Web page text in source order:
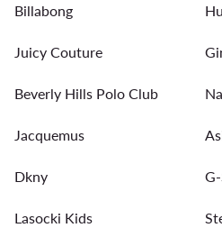
Billabong
Juicy Couture
Beverly Hills Polo Club
Jacquemus
Dkny
Lasocki Kids